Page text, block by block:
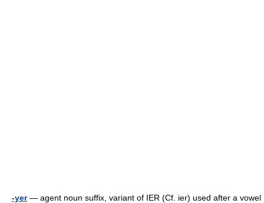
-yer— agent noun suffix, variant of IER (Cf. ier) used after a vowel